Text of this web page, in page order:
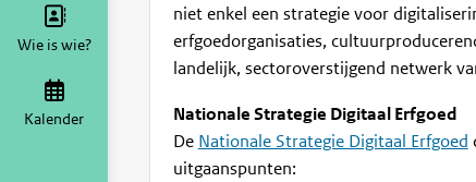
Wie is wie?
Kalender
niet enkel een strategie voor
erfgoedorganisaties,
landelijk, sectoroverstijgend netwerk
Nationale Strategie Digitaal Erfgoed
De Nationale Strategie Digitaal Erfgoed
uitgaanspunten: